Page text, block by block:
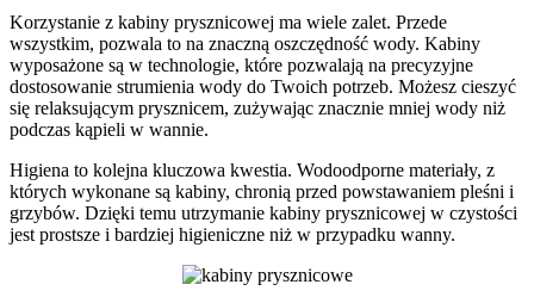
Korzystanie z kabiny prysznicowej ma wiele zalet. Przede
wszystkim, pozwala to na znaczną oszczędność wody. Kabiny
wyposażone są w technologie, które pozwalają na precyzyjne
dostosowanie strumienia wody do Twoich potrzeb. Możesz cieszyć
się relaksującym prysznicem, zużywając znacznie mniej wody niż
podczas kąpieli w wannie.
Higiena to kolejna kluczowa kwestia. Wodoodporne materiały, z
których wykonane są kabiny, chronią przed powstawaniem pleśni i
grzybów. Dzięki temu utrzymanie kabiny prysznicowej w czystości
jest prostsze i bardziej higieniczne niż w przypadku wanny.